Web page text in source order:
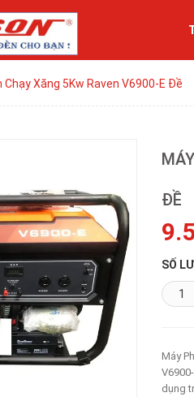
Xăng 5Kw Raven V6900-E Đề
ĐỀ
SỐ
Máy
dụng